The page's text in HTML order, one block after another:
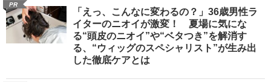
PR
「えっ、こんなに変わるの？」36歳男性ラ
イターのニオイが激変！ 夏場に気にな
る“頭皮のニオイ”や“ベタつき”を解消す
る、“ウィッグのスペシャリスト”が生み出
した徹底ケアとは